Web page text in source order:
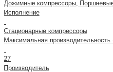
Дожимные компрессоры,
Исполнение
Стационарные компрессоры
Максимальная
27
Производитель